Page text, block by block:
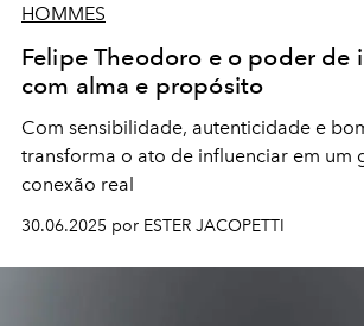
HOMMES
Felipe Theodoro e o poder de
com alma e propósito
Com sensibilidade, autenticidade e
transforma o ato de influenciar em um
conexão real
30.06.2025 por ESTER JACOPETTI